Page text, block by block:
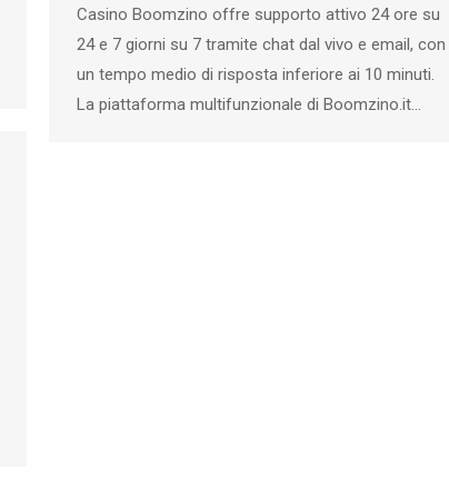
Casino Boomzino offre supporto attivo 24 ore su
24 e 7 giorni su 7 tramite chat dal vivo e email, con
un tempo medio di risposta inferiore ai 10 minuti.
La piattaforma multifunzionale di Boomzino.it…